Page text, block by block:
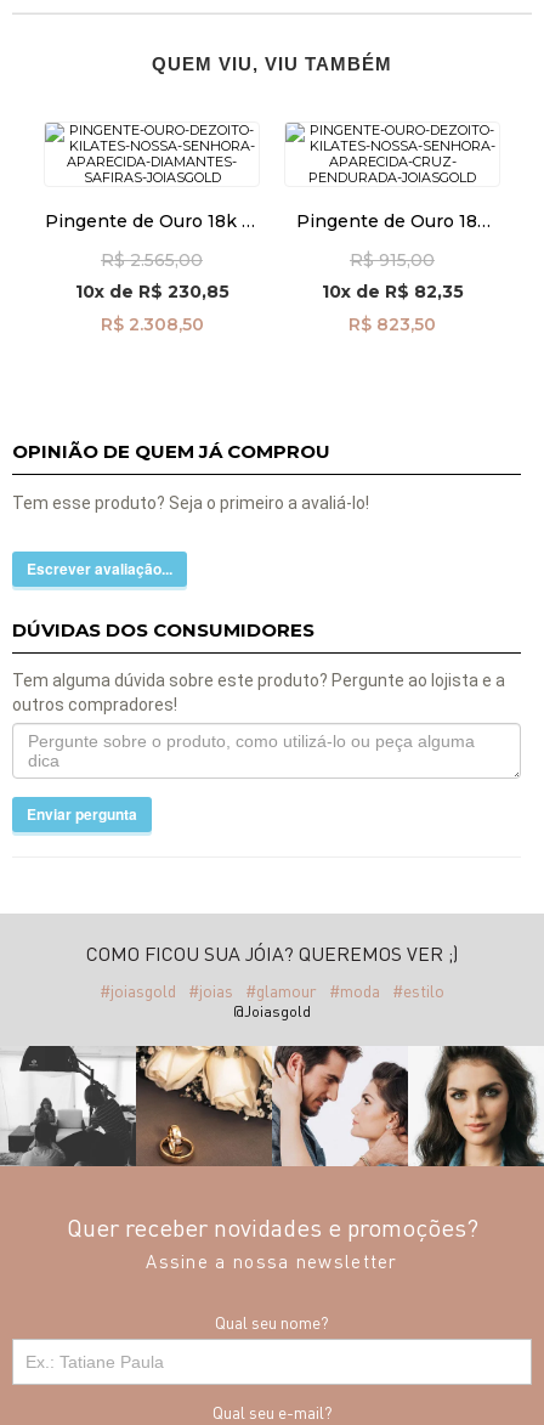
QUEM VIU, VIU TAMBÉM
Pingente de Ouro 18k N.
Diamantes e Safiras
pi23679
R$ 2.565,00
10xde R$ 230,85
R$ 2.308,50
Pingente de Ouro 18k
Aparecida com Cruz
Pendurada pi24471
R$ 915,00
10xde R$ 82,35
R$ 823,50
OPINIÃO DE QUEM JÁ COMPROU
Tem esse produto? Seja o primeiro a avaliá-lo!
Escrever avaliação...
DÚVIDAS DOS CONSUMIDORES
Tem alguma dúvida sobre este produto? Pergunte ao lojista e a
outros compradores!
Enviar pergunta
COMO FICOU SUA JÓIA? QUEREMOS VER ;)
#joiasgold #joias #glamour #moda #estilo
@Joiasgold
Quer receber novidades e promoções?
Assine a nossa newsletter
Qual seu nome?
Qual seu e-mail?